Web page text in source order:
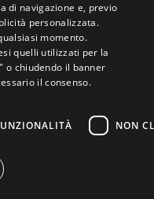
di navigazione e, previo
personalizzata.
momento.
quelli utilizzati per la
o chiudendo il banner
il consenso.
NON